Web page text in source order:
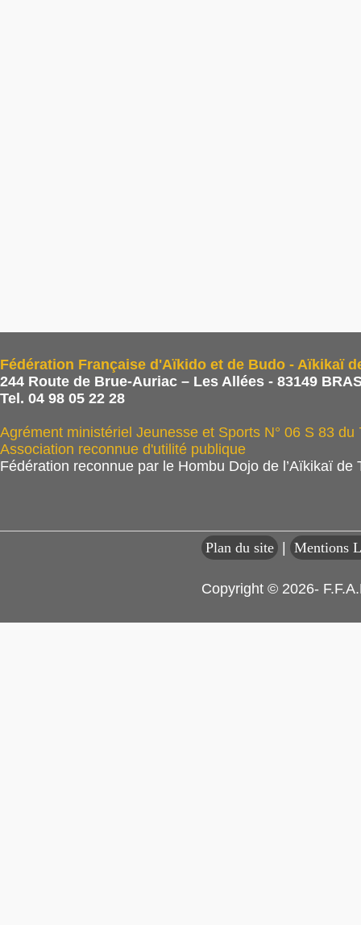
Fédération Française d'Aïkido et de Budo - Aïkikaï
244 Route de Brue-Auriac – Les Allées - 83149
Tel. 04 98 05 22 28
Agrément ministériel Jeunesse et Sports N° 06 S 83
Association reconnue d'utilité publique
Fédération reconnue par le Hombu Dojo de l’Aïkikaï de
Plan du site Mentions
Copyright © 2026-